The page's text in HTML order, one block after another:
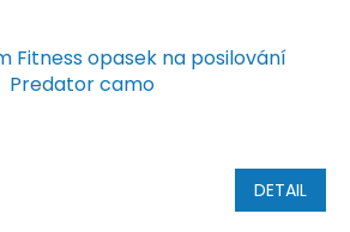
Fitness opasek na posilování
Predator camo
DETAIL